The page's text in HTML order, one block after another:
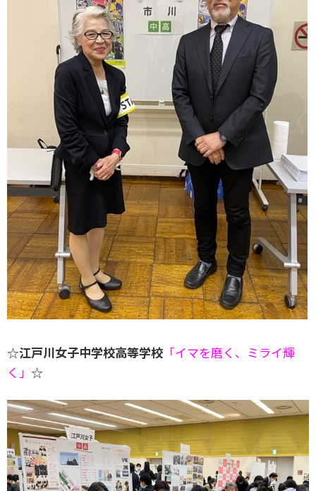
☆江戸川女子中学校高等学校 「イマを磨く、ミライ輝
く」 ☆